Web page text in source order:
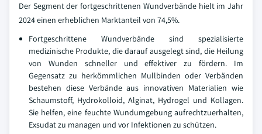
Der Segment der fortgeschrittenen Wundverbände hielt im Jahr
2024 einen erheblichen Marktanteil von 74,5%.
Fortgeschrittene Wundverbände sind spezialisierte
medizinische Produkte, die darauf ausgelegt sind, die Heilung
von Wunden schneller und effektiver zu fördern. Im
Gegensatz zu herkömmlichen Mullbinden oder Verbänden
bestehen diese Verbände aus innovativen Materialien wie
Schaumstoff, Hydrokolloid, Alginat, Hydrogel und Kollagen.
Sie helfen, eine feuchte Wundumgebung aufrechtzuerhalten,
Exsudat zu managen und vor Infektionen zu schützen.